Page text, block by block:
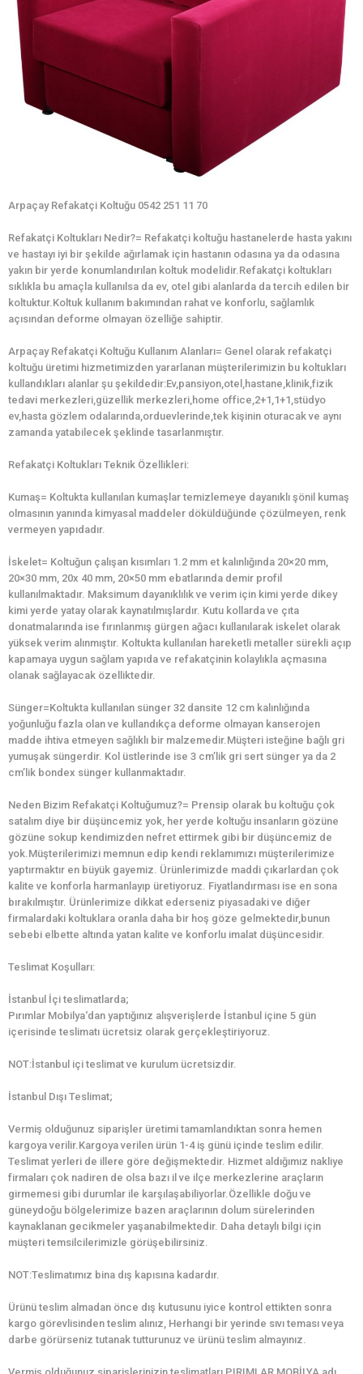
Arpaçay Refakatçi Koltuğu 0542 251 11 70
Refakatçi Koltukları Nedir?= Refakatçi koltuğu hastanelerde hasta yakını
ve hastayı iyi bir şekilde ağırlamak için hastanın odasına ya da odasına
yakın bir yerde konumlandırılan koltuk modelidir.Refakatçi koltukları
sıklıkla bu amaçla kullanılsa da ev, otel gibi alanlarda da tercih edilen bir
koltuktur.Koltuk kullanım bakımından rahat ve konforlu, sağlamlık
açısından deforme olmayan özelliğe sahiptir.
Arpaçay Refakatçi Koltuğu Kullanım Alanları= Genel olarak refakatçi
koltuğu üretimi hizmetimizden yararlanan müşterilerimizin bu koltukları
kullandıkları alanlar şu şekildedir:Ev,pansiyon,otel,hastane,klinik,fizik
tedavi merkezleri,güzellik merkezleri,home office,2+1,1+1,stüdyo
ev,hasta gözlem odalarında,orduevlerinde,tek kişinin oturacak ve aynı
zamanda yatabilecek şeklinde tasarlanmıştır.
Refakatçi Koltukları Teknik Özellikleri:
Kumaş= Koltukta kullanılan kumaşlar temizlemeye dayanıklı şönil kumaş
olmasının yanında kimyasal maddeler döküldüğünde çözülmeyen, renk
vermeyen yapıdadır.
İskelet= Koltuğun çalışan kısımları 1.2 mm et kalınlığında 20×20 mm,
20×30 mm, 20x 40 mm, 20×50 mm ebatlarında demir profil
kullanılmaktadır. Maksimum dayanıklılık ve verim için kimi yerde dikey
kimi yerde yatay olarak kaynatılmışlardır. Kutu kollarda ve çıta
donatmalarında ise fırınlanmış gürgen ağacı kullanılarak iskelet olarak
yüksek verim alınmıştır. Koltukta kullanılan hareketli metaller sürekli açıp
kapamaya uygun sağlam yapıda ve refakatçinin kolaylıkla açmasına
olanak sağlayacak özelliktedir.
Sünger=Koltukta kullanılan sünger 32 dansite 12 cm kalınlığında
yoğunluğu fazla olan ve kullandıkça deforme olmayan kanserojen
madde ihtiva etmeyen sağlıklı bir malzemedir.Müşteri isteğine bağlı gri
yumuşak süngerdir. Kol üstlerinde ise 3 cm’lik gri sert sünger ya da 2
cm’lik bondex sünger kullanmaktadır.
Neden Bizim Refakatçi Koltuğumuz?= Prensip olarak bu koltuğu çok
satalım diye bir düşüncemiz yok, her yerde koltuğu insanların gözüne
gözüne sokup kendimizden nefret ettirmek gibi bir düşüncemiz de
yok.Müşterilerimizi memnun edip kendi reklamımızı müşterilerimize
yaptırmaktır en büyük gayemiz. Ürünlerimizde maddi çıkarlardan çok
kalite ve konforla harmanlayıp üretiyoruz. Fiyatlandırması ise en sona
bırakılmıştır. Ürünlerimize dikkat ederseniz piyasadaki ve diğer
firmalardaki koltuklara oranla daha bir hoş göze gelmektedir,bunun
sebebi elbette altında yatan kalite ve konforlu imalat düşüncesidir.
Teslimat Koşulları:
İstanbul İçi teslimatlarda;
Pırımlar Mobilya‘dan yaptığınız alışverişlerde İstanbul içine 5 gün
içerisinde teslimatı ücretsiz olarak gerçekleştiriyoruz.
NOT:İstanbul içi teslimat ve kurulum ücretsizdir.
İstanbul Dışı Teslimat;
Vermiş olduğunuz siparişler üretimi tamamlandıktan sonra hemen
kargoya verilir.Kargoya verilen ürün 1-4 iş günü içinde teslim edilir.
Teslimat yerleri de illere göre değişmektedir. Hizmet aldığımız nakliye
firmaları çok nadiren de olsa bazı il ve ilçe merkezlerine araçların
girmemesi gibi durumlar ile karşılaşabiliyorlar.Özellikle doğu ve
güneydoğu bölgelerimize bazen araçlarının dolum sürelerinden
kaynaklanan gecikmeler yaşanabilmektedir. Daha detaylı bilgi için
müşteri temsilcilerimizle görüşebilirsiniz.
NOT:Teslimatımız bina dış kapısına kadardır.
Ürünü teslim almadan önce dış kutusunu iyice kontrol ettikten sonra
kargo görevlisinden teslim alınız, Herhangi bir yerinde sıvı teması veya
darbe görürseniz tutanak tutturunuz ve ürünü teslim almayınız.